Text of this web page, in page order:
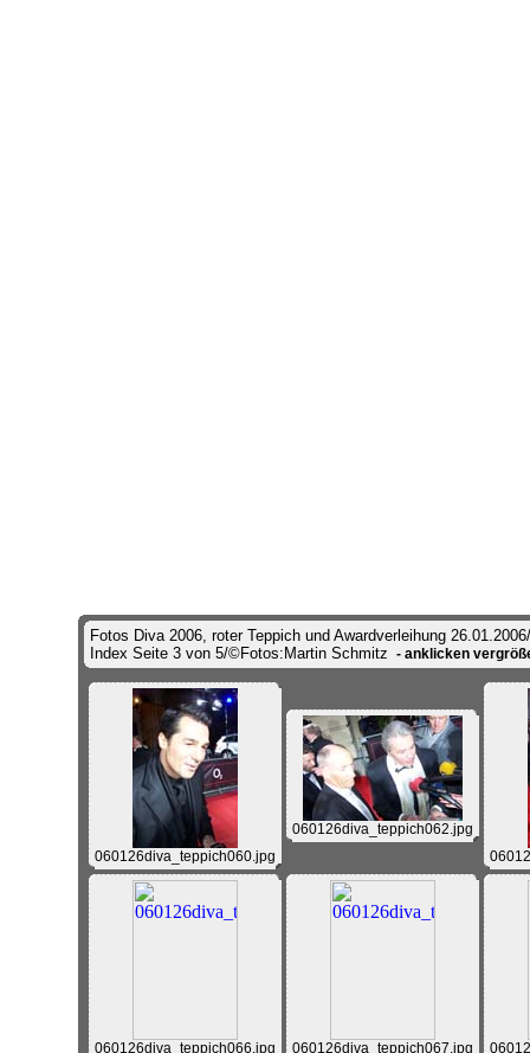
Fotos Diva 2006, roter Teppich und Awardverleihung 26.01.2006/
Index Seite 3 von 5/©Fotos:Martin Schmitz
- anklicken
060126diva_teppich060.jpg
060126diva_teppich062.jpg
060126diva_teppich066.jpg 060126diva_teppich067.jpg